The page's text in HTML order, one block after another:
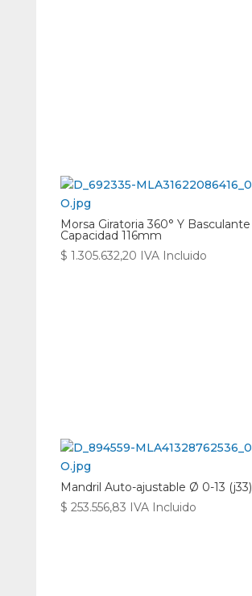
Morsa Giratoria 360° Y Basculante
Capacidad 116mm
$ 1.305.632,20 IVA Incluido
Mandril Auto-ajustable Ø 0-13 (j33)
$ 253.556,83 IVA Incluido